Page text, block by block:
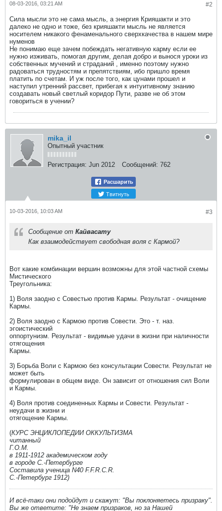
#2
08-03-2016, 03:21 AM
Сила мысли это не сама мысль, а энергия Крияшакти и это
далеко не одно и тоже, без крияшакти мысль не является
носителем никакого фенаменального сверхкачества в нашем мире
нуменов
Не понимаю еще зачем побеждать негативную карму если ее
нужно изживать, помогая другим, делая добро и вынося уроки из
собственных мучений и страданий , именно поэтому нужно
радоваться трудностям и препятствиям, ибо пришло время
платить по счетам. И уж после того, как цунами прошел и
наступил утренний рассвет, прибегая к интуитивному знанию
создавать новый светлый коридор Пути, разве не об этом
говориться в учении?
mika_il
Опытный участник
Регистрация: Jun 2012 Сообщений: 762
Расшарить
Твитнуть
#3
10-03-2016, 10:03 AM
Сообщение от Кайвасату
Как взаимодействует свободная воля с Кармой?
Вот какие комбинации вершин возможны для этой частной схемы
Мистического
Треугольника:
1) Воля заодно с Совестью против Кармы. Результат - очищение
Кармы.
2) Воля заодно с Кармою против Совести. Это - т. наз.
эгоистический
оппортунизм. Результат - видимые удачи в жизни при наличности
отягощения
Кармы.
3) Борьба Воли с Кармою без консультации Совести. Результат не
может быть
формулирован в общем виде. Он зависит от отношения сил Воли
и Кармы.
4) Воля против соединенных Кармы и Совести. Результат -
неудачи в жизни и
отягощение Кармы.
(КУРС ЭНЦИКЛОПЕДИИ ОККУЛЬТИЗМА
читанный
Г.О.М.
в 1911-1912 академическом году
в городе С.-Петербурге
Составила ученица N40 F.F.R.C.R.
С.-Петербург 1912)
И всё-таки они подойдут и скажут: "Вы поклоняетесь призраку".
Вы же ответите: "Не знаем призраков, но за Нашей